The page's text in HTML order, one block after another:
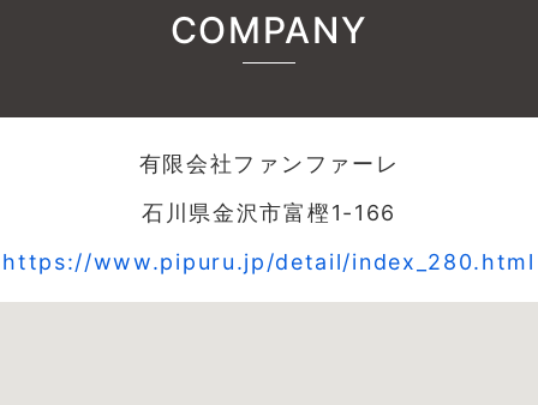
COMPANY
有限会社ファンファーレ
石川県金沢市富樫1-166
https://www.pipuru.jp/detail/index_280.html